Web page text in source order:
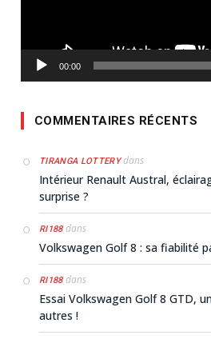
00:00
COMMENTAIRES RÉCENTS
TIRANGA LOTTERYdans
Intérieur Renault Austral,
surprise ?
RI188dans
Volkswagen Golf 8 : sa fiabilité
RI188dans
Essai Volkswagen Golf 8 GTD,
autres !